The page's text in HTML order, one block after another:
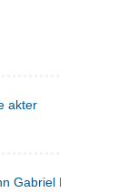
akter
Gabriel Borkman ;